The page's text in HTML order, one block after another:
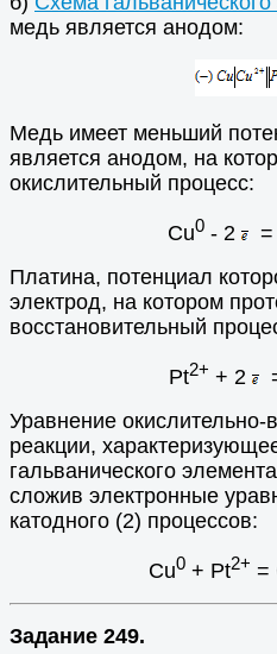
медь является анодом:
Медь имеет меньший
является анодом, на
окислительный процесс:
Cu0 - 2 =
Платина, потенциал
электрод, на котором
восстановительный
Pt2+ + 2
Уравнение окислительно-
реакции,
гальванического
сложив электронные
катодного (2) процессов:
Сu0 + Pt2+ =
Задание 249.